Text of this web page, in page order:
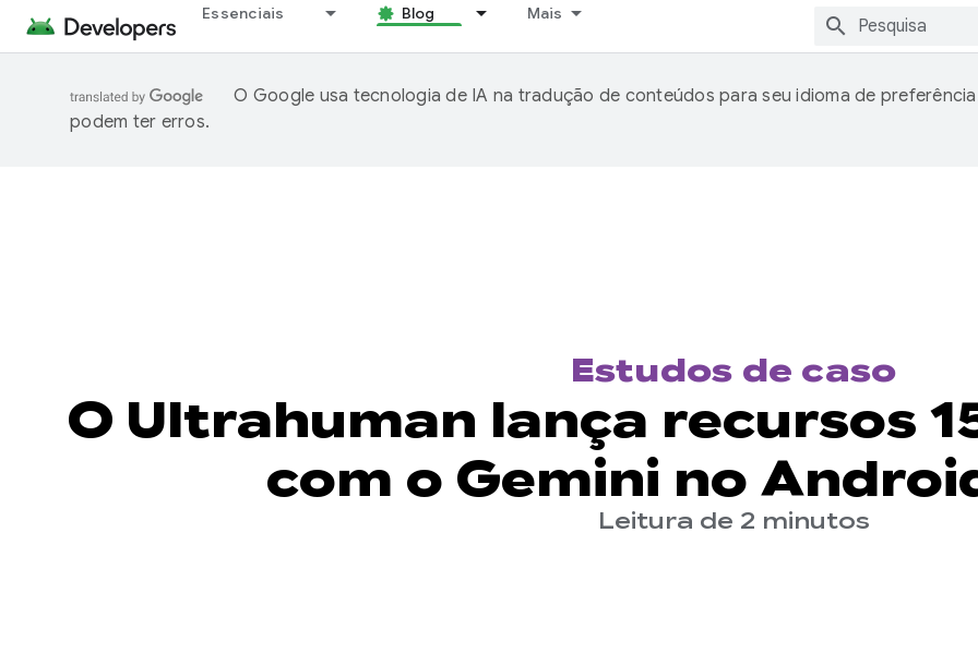
Essenciais Blog Mais
O Google usa tecnologia de IA na tradução de conteúdos para seu idioma de
podem ter erros.
Estudos de caso
O Ultrahuman lança recursos
com o Gemini no
Leitura de 2 minutos